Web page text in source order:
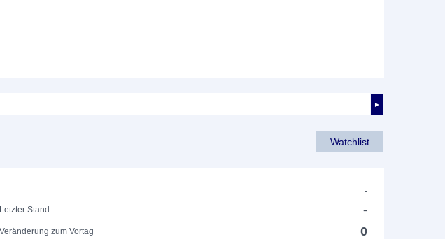
►
Watchlist
-
Letzter Stand
-
Veränderung zum Vortag 0